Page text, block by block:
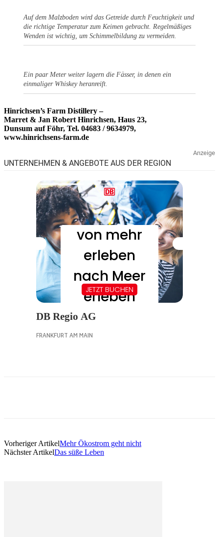
Auf dem Malzboden wird das Getreide durch Feuchtigkeit und
die richtige Temperatur zum Keimen gebracht. Regelmäßiges
Wenden ist wichtig, um Schimmelbildung zu vermeiden.
Ein paar Meter weiter lagern die Fässer, in denen ein
einmaliger Whiskey heranreift.
Hinrichsen’s Farm Distillery –
Marret & Jan Robert Hinrichsen, Haus 23,
Dunsum auf Föhr, Tel. 04683 / 9634979,
www.hinrichsens-farm.de
Vorheriger ArtikelMehr Ökostrom geht nicht
Nächster ArtikelDas süße Leben